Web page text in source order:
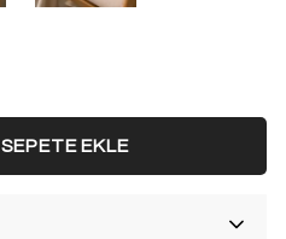
SEPETE EKLE